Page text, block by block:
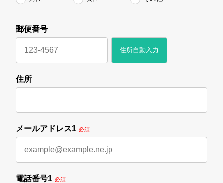
郵便番号
住所自動入力
住所
メールアドレス1 必須
電話番号1 必須